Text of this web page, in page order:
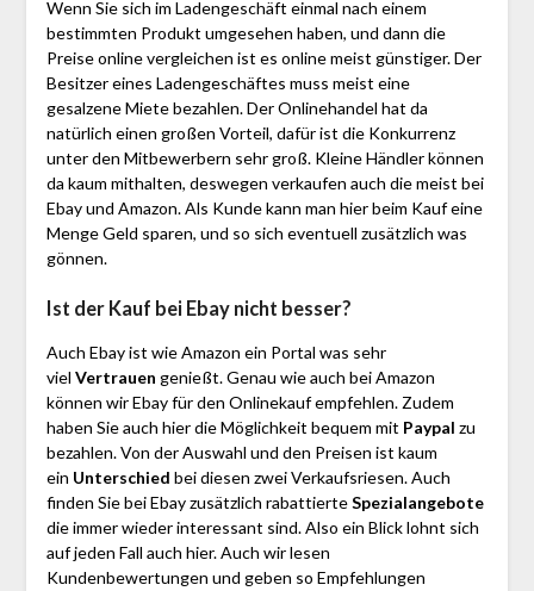
Wenn Sie sich im Ladengeschäft einmal nach einem
bestimmten Produkt umgesehen haben, und dann die
Preise online vergleichen ist es online meist günstiger. Der
Besitzer eines Ladengeschäftes muss meist eine
gesalzene Miete bezahlen. Der Onlinehandel hat da
natürlich einen großen Vorteil, dafür ist die Konkurrenz
unter den Mitbewerbern sehr groß. Kleine Händler können
da kaum mithalten, deswegen verkaufen auch die meist bei
Ebay und Amazon. Als Kunde kann man hier beim Kauf eine
Menge Geld sparen, und so sich eventuell zusätzlich was
gönnen.
Ist der Kauf bei Ebay nicht besser?
Auch Ebay ist wie Amazon ein Portal was sehr
viel Vertrauen genießt. Genau wie auch bei Amazon
können wir Ebay für den Onlinekauf empfehlen. Zudem
haben Sie auch hier die Möglichkeit bequem mit Paypal zu
bezahlen. Von der Auswahl und den Preisen ist kaum
ein Unterschied bei diesen zwei Verkaufsriesen. Auch
finden Sie bei Ebay zusätzlich rabattierteSpezialangebote
die immer wieder interessant sind. Also ein Blick lohnt sich
auf jeden Fall auch hier. Auch wir lesen
Kundenbewertungen und geben so Empfehlungen